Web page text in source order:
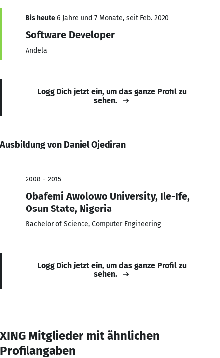
Bis heute 6 Jahre und 7 Monate, seit Feb. 2020
Software Developer
Andela
Logg Dich jetzt ein, um das ganze Profil zu
sehen.
Ausbildung von Daniel Ojediran
2008 - 2015
Obafemi Awolowo University, Ile-Ife,
Osun State, Nigeria
Bachelor of Science, Computer Engineering
Logg Dich jetzt ein, um das ganze Profil zu
sehen.
XING Mitglieder mit ähnlichen
Profilangaben